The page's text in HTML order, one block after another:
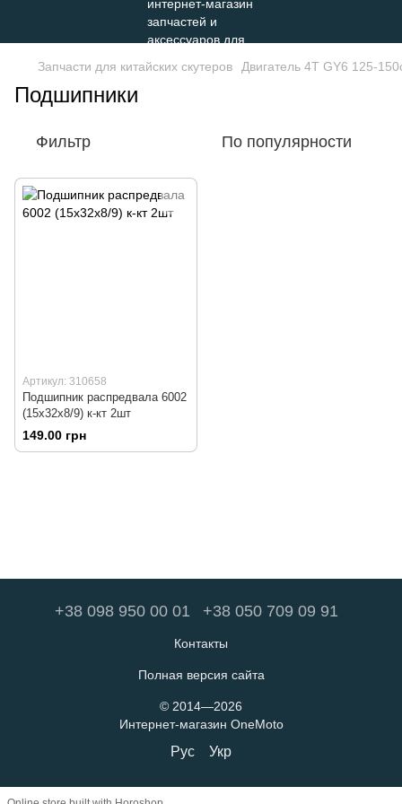
Запчасти для китайских скутеров Двигатель 4Т GY6 125-
Подшипники
Фильтр По популярности
Артикул: 310658
Подшипник распредвала 6002
(15x32x8/9) к-кт 2шт
149.00 грн
+38 098 950 00 01 +38 050 709 09 91
Контакты
Полная версия сайта
© 2014—2026
Интернет-магазин OneMoto
Рус Укр